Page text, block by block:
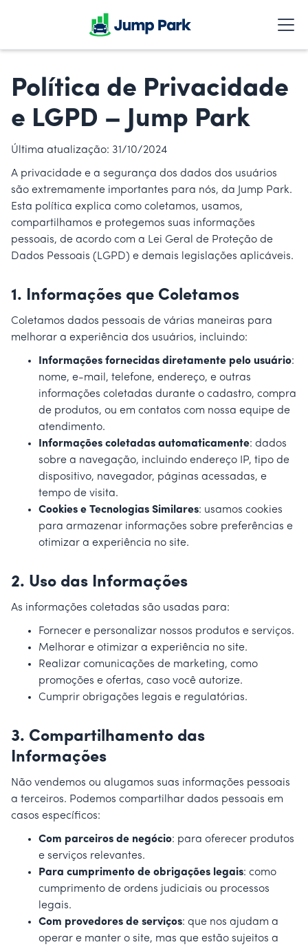
Política de Privacidade
e LGPD – Jump Park
Última atualização: 31/10/2024
A privacidade e a segurança dos dados dos usuários
são extremamente importantes para nós, da Jump Park.
Esta política explica como coletamos, usamos,
compartilhamos e protegemos suas informações
pessoais, de acordo com a Lei Geral de Proteção de
Dados Pessoais (LGPD) e demais legislações aplicáveis.
1. Informações que Coletamos
Coletamos dados pessoais de várias maneiras para
melhorar a experiência dos usuários, incluindo:
Informações fornecidas diretamente pelo usuário:
nome, e-mail, telefone, endereço, e outras
informações coletadas durante o cadastro, compra
de produtos, ou em contatos com nossa equipe de
atendimento.
Informações coletadas automaticamente: dados
sobre a navegação, incluindo endereço IP, tipo de
dispositivo, navegador, páginas acessadas, e
tempo de visita.
Cookies e Tecnologias Similares: usamos cookies
para armazenar informações sobre preferências e
otimizar a experiência no site.
2. Uso das Informações
As informações coletadas são usadas para:
Fornecer e personalizar nossos produtos e serviços.
Melhorar e otimizar a experiência no site.
Realizar comunicações de marketing, como
promoções e ofertas, caso você autorize.
Cumprir obrigações legais e regulatórias.
3. Compartilhamento das
Informações
Não vendemos ou alugamos suas informações pessoais
a terceiros. Podemos compartilhar dados pessoais em
casos específicos:
Com parceiros de negócio: para oferecer produtos
e serviços relevantes.
Para cumprimento de obrigações legais: como
cumprimento de ordens judiciais ou processos
legais.
Com provedores de serviços: que nos ajudam a
operar e manter o site, mas que estão sujeitos a